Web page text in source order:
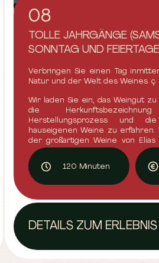
08
TOLLE JAHRGÄNGE
SONNTAG UND
Verbringen Sie einen Tag
Natur und der Welt des Weines. ç
Wir laden Sie ein, das Weingut
die
Herstellungsprozess und
hauseigenen Weine zu erfahren.
der großartigen Weine von Elías
nach Verfügbarkeit. Den
unser exquisiter französischer
120 Minuten
DETAILS ZUM ERLEBNIS